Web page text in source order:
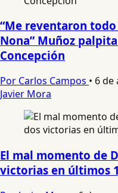
“Me reventaron
Nona” Muñoz
Concepción
Por Carlos Campos • 6 de
Javier Mora
El mal momento de
victorias en últimos